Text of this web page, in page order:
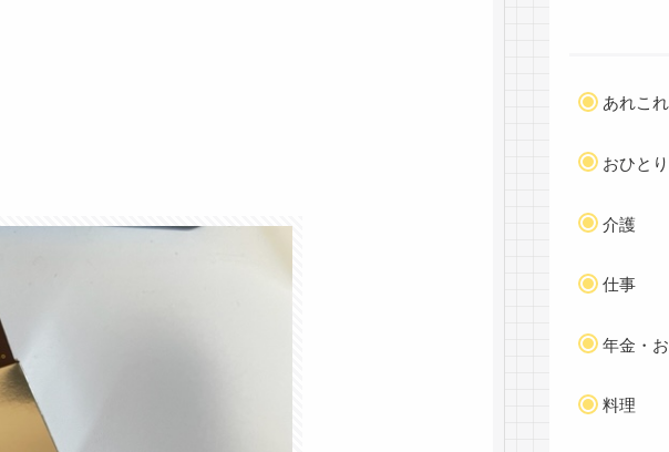
あれこれ
おひと
介護
仕事
年金・
料理